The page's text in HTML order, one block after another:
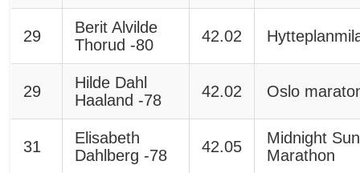
29
Berit Alvilde
Thorud -80
42.02
29
Hilde Dahl
Haaland -78
42.02 Oslo
31
Elisabeth
Dahlberg -78
42.05
Midnight Sun
Marathon